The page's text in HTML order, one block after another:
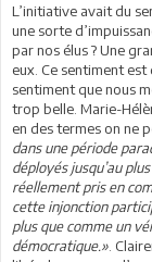
L’initiative avait du
une sorte
par nos élus ? Une
eux. Ce sentiment
sentiment que nous
trop belle. Marie-
en des termes on ne
dans une période
déployés jusqu’au
réellement pris en
cette injonction
plus que comme un
démocratique.» .